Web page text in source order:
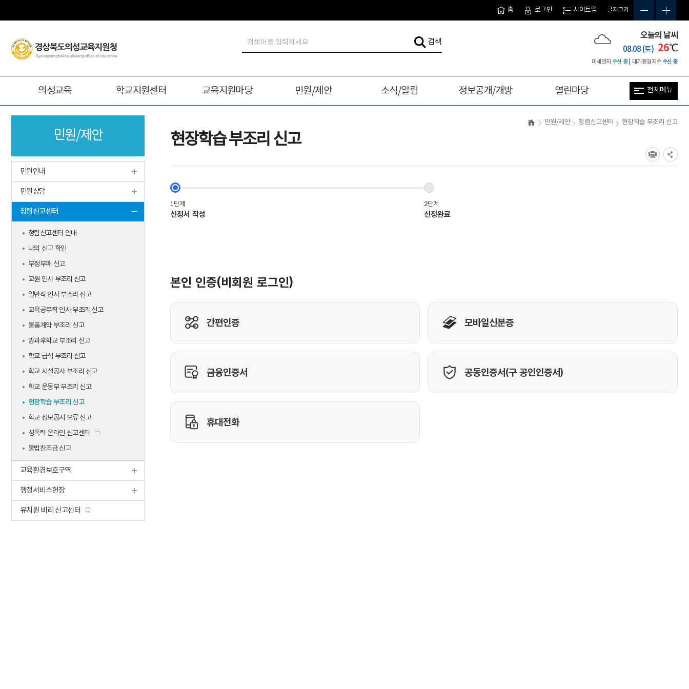
글자크기
홈 로그인 사이트맵
오늘의 날씨
08.08 (토) 26℃
미세먼지 수신 중 대기환경지수 수신 중
검
색
입
력
검색
뉴
사
트
전체메뉴
의성교육 학교지원센터 교육지원마당 민원/제안 소식/알림 정보공개/개방 열린마당
민원/제안
민원안내
민원상담
청렴신고센터
청렴신고센터 안내
나의 신고 확인
부정부패 신고
교원 인사 부조리 신고
일반직 인사 부조리 신고
교육공무직 인사 부조리 신고
물품계약 부조리 신고
방과후학교 부조리 신고
학교 급식 부조리 신고
학교 시설공사 부조리 신고
학교 운동부 부조리 신고
현장학습 부조리 신고
학교 정보공시 오류 신고
성폭력 온라인 신고센터
불법찬조금 신고
교육환경보호구역
행정서비스헌장
유치원 비리 신고센터
민원/제안 청렴신고센터 현장학습 부조리 신고
현장학습 부조리 신고